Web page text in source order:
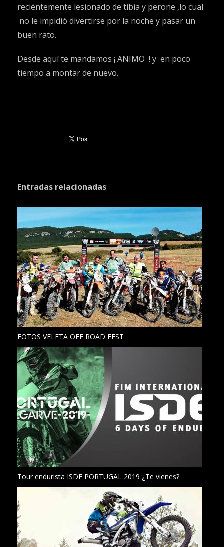
reciéntemente lesionado de tibia y perone ,lo cual
no le impidió divertirse por la noche y pasar un
buen rato.
Desde aquí te mandamos ¡ ANIMO ! y en poco
tiempo a montar de nuevo.
Entradas relacionadas
FOTOS VELETA OFF ROAD FEST
Tour endurista ISDE PORTUGAL 2019 ¿Te vienes?